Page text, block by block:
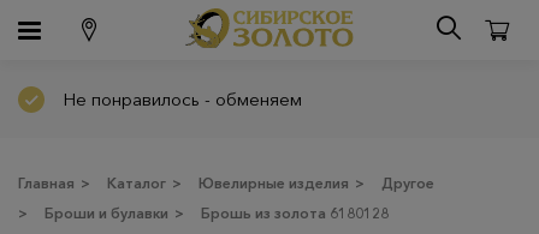
Не понравилось - обменяем
Главная > Каталог > Ювелирные изделия >
Другое
>
Броши и булавки > Брошь из золота 6180128